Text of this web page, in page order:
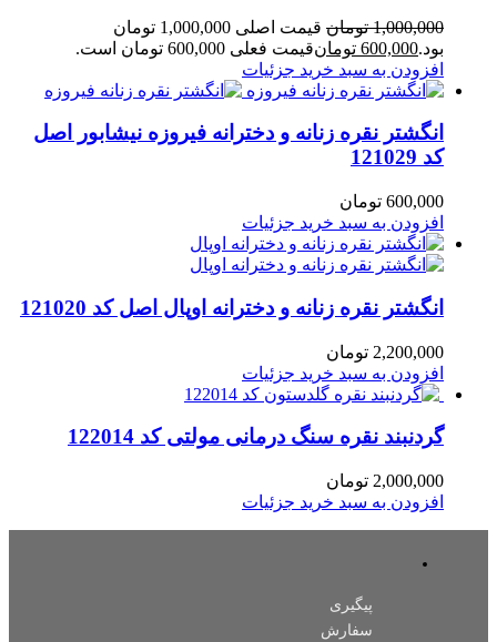
1,000,000 تومان
قیمت اصلی 1,000,000 تومان
600,000 تومانقیمت فعلی 600,000 تومان است.
افزودن به سبد خرید جزئیات
انگشتر نقره زنانه و دخترانه فیروزه نیشابور اصل
600,000 تومان
افزودن به سبد خرید جزئیات
انگشتر نقره زنانه و دخترانه اوپال اصل کد 121020
2,200,000 تومان
افزودن به سبد خرید جزئیات
گردنبند نقره سنگ درمانی مولتی کد 122014
2,000,000 تومان
افزودن به سبد خرید جزئیات
پیگیری
سفارش